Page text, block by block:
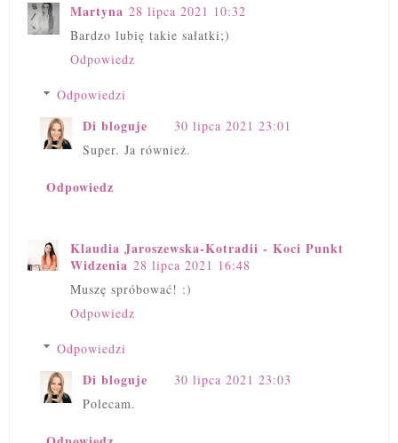
Martyna 28 lipca 2021 10:32
Bardzo lubię takie sałatki;)
Odpowiedz
Odpowiedzi
Di bloguje
30 lipca 2021 23:01
Super. Ja również.
Odpowiedz
Klaudia Jaroszewska-Kotradii - Koci Punkt
Widzenia 28 lipca 2021 16:48
Muszę spróbować! :)
Odpowiedz
Odpowiedzi
Di bloguje
30 lipca 2021 23:03
Polecam.